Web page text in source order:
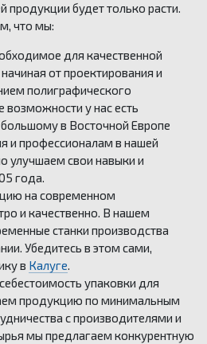
будет только расти.
что мы:
для качественной
от проектирования и
полиграфического
возможности у нас есть
в Восточной Европе
и профессионалам в нашей
улучшаем свои навыки и
года.
на современном
и качественно. В нашем
станки производства
Убедитесь в этом сами,
в Калуге
упаковки для
продукцию по минимальным
с производителями и
мы предлагаем конкурентную